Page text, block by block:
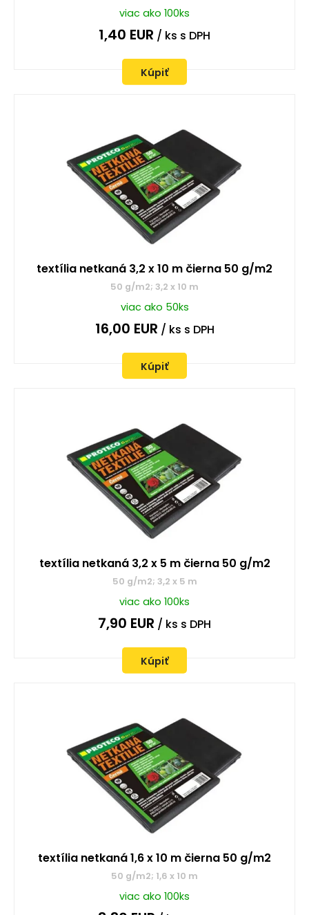
viac ako 100ks
1,40 EUR / ks s DPH
Kúpiť
textília netkaná 3,2 x 10 m čierna 50 g/m2
50 g/m2; 3,2 x 10 m
viac ako 50ks
16,00 EUR / ks s DPH
Kúpiť
textília netkaná 3,2 x 5 m čierna 50 g/m2
50 g/m2; 3,2 x 5 m
viac ako 100ks
7,90 EUR / ks s DPH
Kúpiť
textília netkaná 1,6 x 10 m čierna 50 g/m2
50 g/m2; 1,6 x 10 m
viac ako 100ks